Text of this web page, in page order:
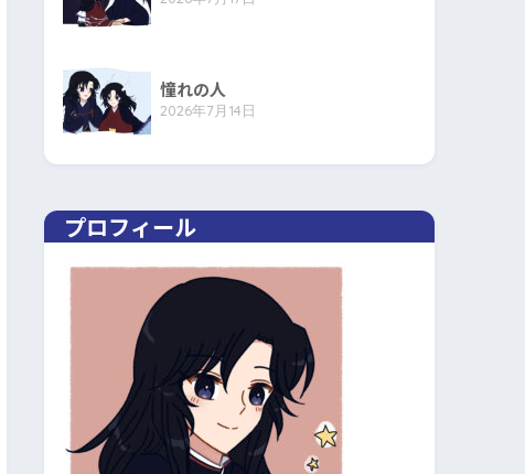
憧れの人
2026年7月14日
プロフィール